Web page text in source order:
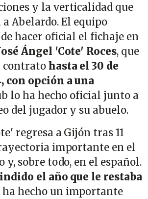
y la verticalidad que
Abelardo. El equipo
hacer oficial el fichaje en
Ángel 'Cote' Roces, que
contratohasta el 30 de
con opción a una
lo ha hecho oficial junto a
del jugador y su abuelo.
regresa a Gijón tras 11
importante en el
y, sobre todo, en el español.
el año que le restaba
ha hecho un importante